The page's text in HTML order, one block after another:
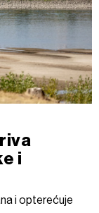
i
i opterećuje